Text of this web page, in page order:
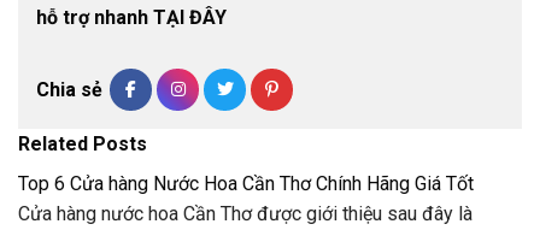
hỗ trợ nhanh TẠI ĐÂY
Chia sẻ
Related Posts
Top 6 Cửa hàng Nước Hoa Cần Thơ Chính Hãng Giá Tốt
Cửa hàng nước hoa Cần Thơ được giới thiệu sau đây là